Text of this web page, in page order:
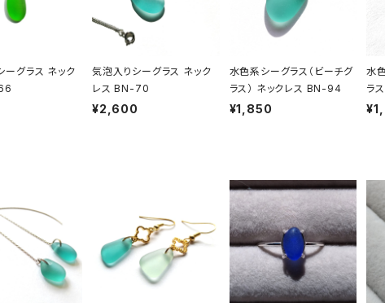
ーグラス ネック
気泡入りシーグラス ネック
レス BN-70
¥2,600
水色系シーグラス（ビーチグ
ラス） ネックレス BN-94
¥1,850
水
ラ